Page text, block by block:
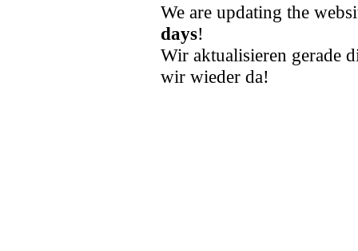
We are updating the
days!
Wir aktualisieren gerade
wir wieder da!